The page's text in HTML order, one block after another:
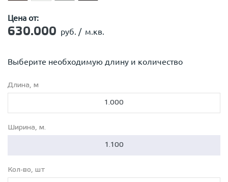
Цена от:
630.000 руб. / м.кв.
Выберите необходимую длину и количество
Длина, м
Ширина, м.
Кол-во, шт